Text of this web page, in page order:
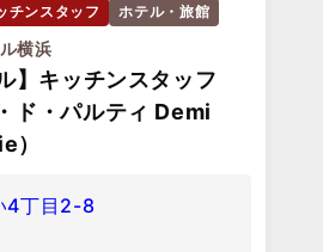
チンスタッフ ホテル・旅館
横浜
】キッチンスタッフ
ド・パルティ Demi
）
4丁目2-8